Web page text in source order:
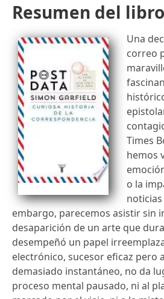
Resumen del libro
Una
correo
Times
hemos
o la
embargo, parecemos asistir sin
desaparición de un arte que
desempeñó un papel
electrónico, sucesor eficaz pero
demasiado instantáneo, no da
proceso mental pausado, ni al